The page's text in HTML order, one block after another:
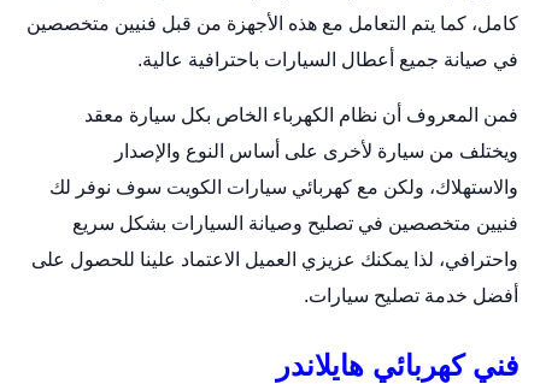
كامل، كما يتم التعامل مع هذه الأجهزة من قبل فنيين متخصصين
في صيانة جميع أعطال السيارات باحترافية عالية.
فمن المعروف أن نظام الكهرباء الخاص بكل سيارة معقد
ويختلف من سيارة لأخرى على أساس النوع والإصدار
والاستهلاك، ولكن مع كهربائي سيارات الكويت سوف نوفر لك
فنيين متخصصين في تصليح وصيانة السيارات بشكل سريع
واحترافي، لذا يمكنك عزيزي العميل الاعتماد علينا للحصول على
أفضل خدمة تصليح سيارات.
فني كهربائي هايلاندر